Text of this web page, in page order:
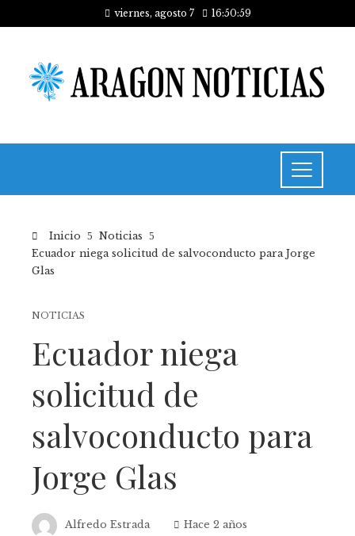
viernes, agosto 7 16:50:59
Inicio
Noticias
Ecuador niega solicitud de salvoconducto para Jorge
Glas
NOTICIAS
Ecuador niega
solicitud de
salvoconducto para
Jorge Glas
Alfredo Estrada Hace 2 años